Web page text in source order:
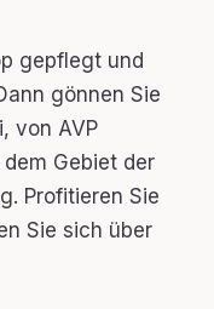
gepflegt und
gönnen Sie
von AVP
Gebiet der
Profitieren Sie
Sie sich über